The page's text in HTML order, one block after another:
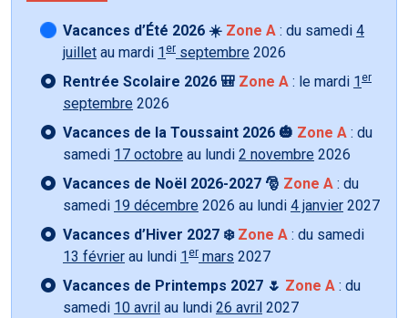
Vacances d’Été 2026 ☀️ Zone A : du samedi 4
juillet au mardi 1 er septembre 2026
Rentrée Scolaire 2026 🎒 Zone A : le mardi 1 er
septembre 2026
Vacances de la Toussaint 2026 🎃 Zone A : du
samedi 17 octobre au lundi 2 novembre 2026
Vacances de Noël 2026-2027 🎅 Zone A : du
samedi 19 décembre 2026 au lundi 4 janvier 2027
Vacances d’Hiver 2027 ❄️ Zone A : du samedi
13 février au lundi 1 er mars 2027
Vacances de Printemps 2027 🌷 Zone A : du
samedi 10 avril au lundi 26 avril 2027